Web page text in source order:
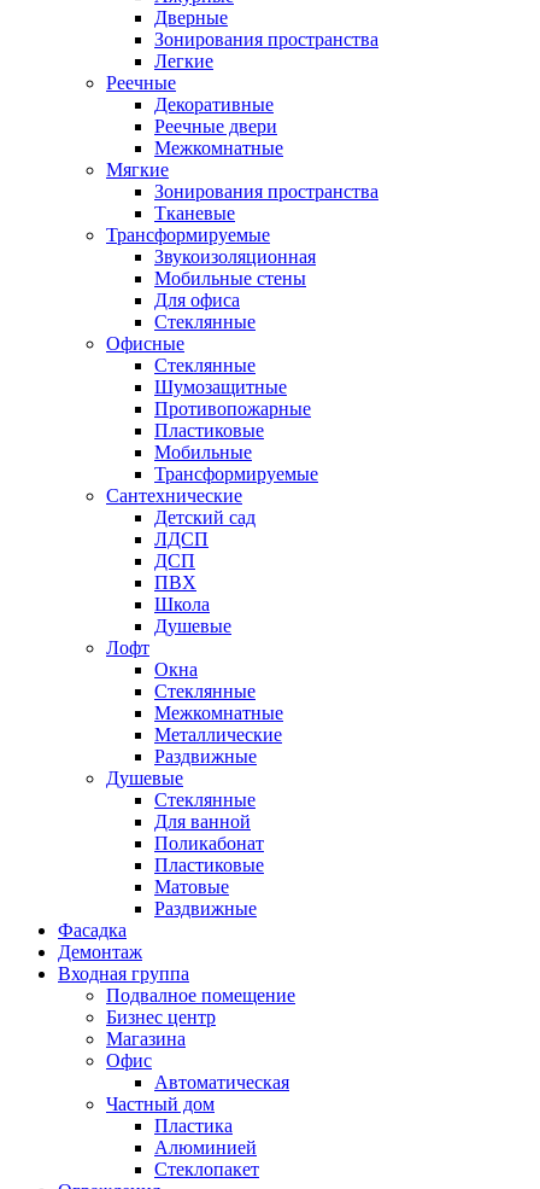
Дверные
Зонирования пространства
Легкие
Реечные
Декоративные
Реечные двери
Межкомнатные
Мягкие
Зонирования пространства
Тканевые
Трансформируемые
Звукоизоляционная
Мобильные стены
Для офиса
Стеклянные
Офисные
Стеклянные
Шумозащитные
Противопожарные
Пластиковые
Мобильные
Трансформируемые
Сантехнические
Детский сад
ЛДСП
ДСП
ПВХ
Школа
Душевые
Лофт
Окна
Стеклянные
Межкомнатные
Металлические
Раздвижные
Душевые
Стеклянные
Для ванной
Поликабонат
Пластиковые
Матовые
Раздвижные
Фасадка
Демонтаж
Входная группа
Подвалное помещение
Бизнес центр
Магазина
Офис
Автоматическая
Частный дом
Пластика
Алюминией
Стеклопакет